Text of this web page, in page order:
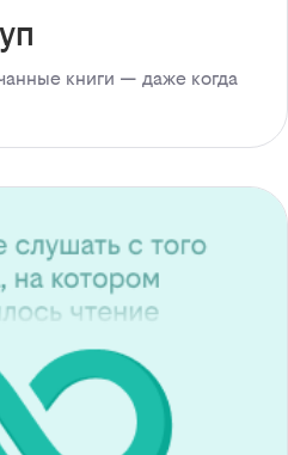
книги — даже когда